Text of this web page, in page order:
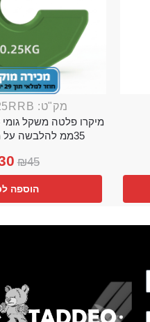
מק"ט: DMB025RRB
35ממ להלבשה על משקל מובנה
₪45
הוספה